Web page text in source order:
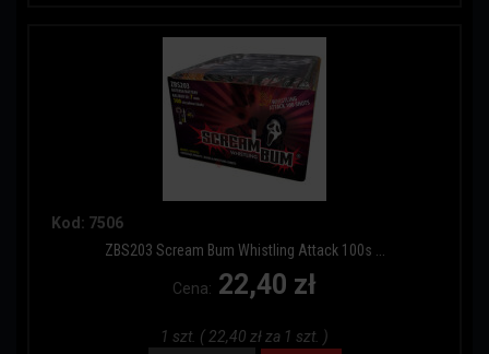
Kod: 7506
ZBS203 Scream Bum Whistling Attack 100s ...
Cena: 22,40 zł
1 szt. ( 22,40 zł za 1 szt. )